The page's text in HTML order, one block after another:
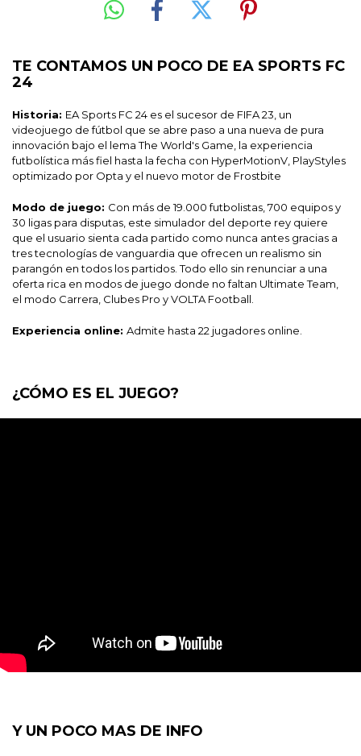
TE CONTAMOS UN POCO DE EA SPORTS FC
24
Historia: EA Sports FC 24 es el sucesor de FIFA 23, un
videojuego de fútbol que se abre paso a una nueva de pura
innovación bajo el lema The World's Game, la experiencia
futbolística más fiel hasta la fecha con HyperMotionV, PlayStyles
optimizado por Opta y el nuevo motor de Frostbite
Modo de juego: Con más de 19.000 futbolistas, 700 equipos y
30 ligas para disputas, este simulador del deporte rey quiere
que el usuario sienta cada partido como nunca antes gracias a
tres tecnologías de vanguardia que ofrecen un realismo sin
parangón en todos los partidos. Todo ello sin renunciar a una
oferta rica en modos de juego donde no faltan Ultimate Team,
el modo Carrera, Clubes Pro y VOLTA Football.
Experiencia online: Admite hasta 22 jugadores online.
¿CÓMO ES EL JUEGO?
Y UN POCO MAS DE INFO